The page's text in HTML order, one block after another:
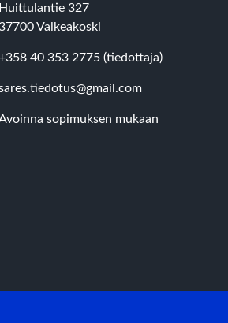
327
Valkeakoski
40 353 2775 (tiedottaja)
sopimuksen mukaan